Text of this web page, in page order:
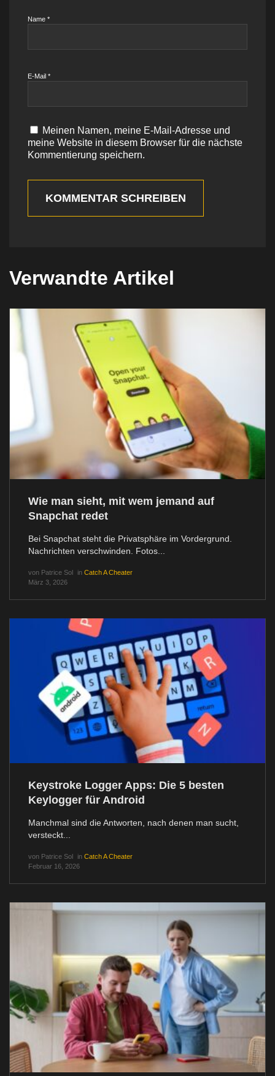
Name *
E-Mail *
Meinen Namen, meine E-Mail-Adresse und
meine Website in diesem Browser für die nächste
Kommentierung speichern.
KOMMENTAR SCHREIBEN
Verwandte Artikel
Wie man sieht, mit wem jemand auf
Snapchat redet
Bei Snapchat steht die Privatsphäre im Vordergrund.
Nachrichten verschwinden. Fotos...
von Patrice Sol in Catch A Cheater
März 3, 2026
Keystroke Logger Apps: Die 5 besten
Keylogger für Android
Manchmal sind die Antworten, nach denen man sucht,
versteckt...
von Patrice Sol in Catch A Cheater
Februar 16, 2026